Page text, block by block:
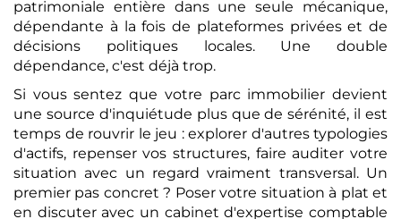
patrimoniale entière dans une seule mécanique,
dépendante à la fois de plateformes privées et de
décisions politiques locales. Une double
dépendance, c'est déjà trop.
Si vous sentez que votre parc immobilier devient
une source d'inquiétude plus que de sérénité, il est
temps de rouvrir le jeu : explorer d'autres typologies
d'actifs, repenser vos structures, faire auditer votre
situation avec un regard vraiment transversal. Un
premier pas concret ? Poser votre situation à plat et
en discuter avec un cabinet d'expertise comptable